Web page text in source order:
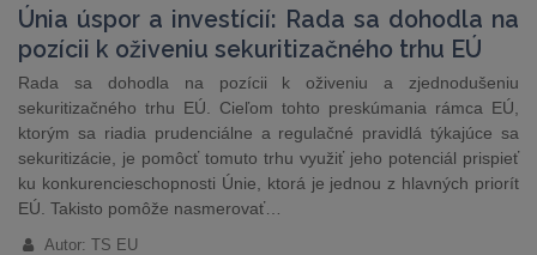
Únia úspor a investícií: Rada sa dohodla na
pozícii k oživeniu sekuritizačného trhu EÚ
Rada sa dohodla na pozícii k oživeniu a zjednodušeniu
sekuritizačného trhu EÚ. Cieľom tohto preskúmania rámca EÚ,
ktorým sa riadia prudenciálne a regulačné pravidlá týkajúce sa
sekuritizácie, je pomôcť tomuto trhu využiť jeho potenciál prispieť
ku konkurencieschopnosti Únie, ktorá je jednou z hlavných priorít
EÚ. Takisto pomôže nasmerovať…
Autor: TS EU